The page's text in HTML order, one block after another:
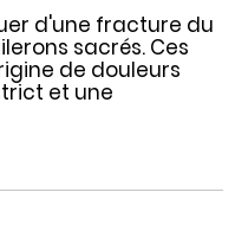
d'une fracture du
sacrés. Ces
de douleurs
et une